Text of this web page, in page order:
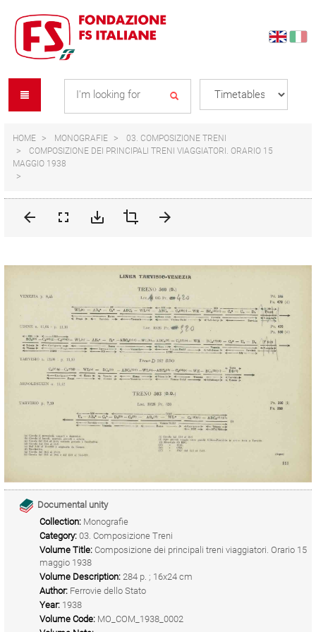
content
navigation
menu
HOME MONOGRAFIE
03. COMPOSIZIONE TRENI
COMPOSIZIONE DEI PRINCIPALI TRENI VIAGGIATORI. ORARIO 15
MAGGIO 1938
Documental unity
Collection: Monografie
Category: 03. Composizione Treni
Volume Title: Composizione dei principali treni viaggiatori. Orario 15
maggio 1938
Volume Description: 284 p. ; 16x24 cm
Author: Ferrovie dello Stato
Year: 1938
Volume Code: MO_COM_1938_0002